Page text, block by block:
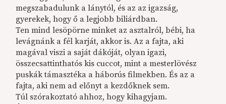
megszabadulunk a lánytól, és az az igazság,
gyerekek, hogy ő a legjobb biliárdban.
Ten mind lesöpörne minket az asztalról, bébi, ha
levágnánk a fél karját, akkor is. Az a fajta, aki
magával viszi a saját dákóját, olyan igazi,
összecsattinthatós kis cuccot, mint a mesterlövész
puskák támasztéka a háborús filmekben. És az a
fajta, aki nem ad előnyt a kezdőknek sem.
Túl szórakoztató ahhoz, hogy kihagyjam.